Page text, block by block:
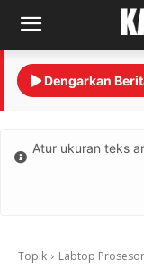
Dengarkan
Atur ukuran teks
Topik Labtop